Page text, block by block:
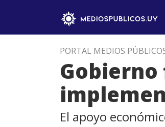
PORTAL MEDIOS
El apoyo